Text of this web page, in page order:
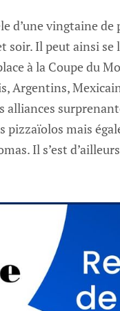
d’une vingtaine
Il peut ainsi se
à la Coupe du
Argentins,
alliances
pizzaïolos mais
Il s’est